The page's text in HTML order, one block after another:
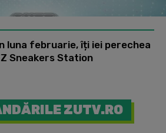
luna februarie, îți iei perechea
Sneakers Station
ZUTV.RO